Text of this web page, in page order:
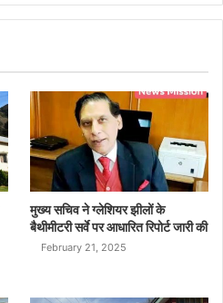
मुख्य सचिव ने ग्लेशियर झीलों के
बैथीमीटरी सर्वे पर आधारित रिपोर्ट जारी की
February 21, 2025